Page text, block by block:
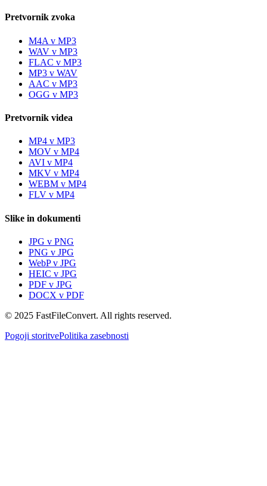
Pretvornik zvoka
M4A v MP3
WAV v MP3
FLAC v MP3
MP3 v WAV
AAC v MP3
OGG v MP3
Pretvornik videa
MP4 v MP3
MOV v MP4
AVI v MP4
MKV v MP4
WEBM v MP4
FLV v MP4
Slike in dokumenti
JPG v PNG
PNG v JPG
WebP v JPG
HEIC v JPG
PDF v JPG
DOCX v PDF
© 2025 FastFileConvert. All rights reserved.
Pogoji storitvePolitika zasebnosti